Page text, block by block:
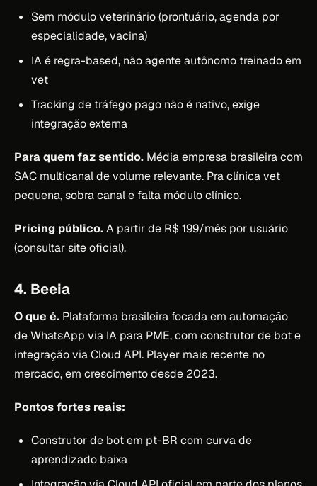
Sem módulo veterinário (prontuário, agenda por
especialidade, vacina)
IA é regra-based, não agente autônomo treinado em
vet
Tracking de tráfego pago não é nativo, exige
integração externa
Para quem faz sentido. Média empresa brasileira com
SAC multicanal de volume relevante. Pra clínica vet
pequena, sobra canal e falta módulo clínico.
Pricing público.A partir de R$ 199/mês por usuário
(consultar site oficial).
4. Beeia
O que é. Plataforma brasileira focada em automação
de WhatsApp via IA para PME, com construtor de bot e
integração via Cloud API. Player mais recente no
mercado, em crescimento desde 2023.
Pontos fortes reais:
Construtor de bot em pt-BR com curva de
aprendizado baixa